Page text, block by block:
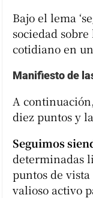
Bajo el lema
sociedad sobre
cotidiano en
Manifiesto de
A
diez puntos y
Seguimos
determinadas
puntos de
valioso activo